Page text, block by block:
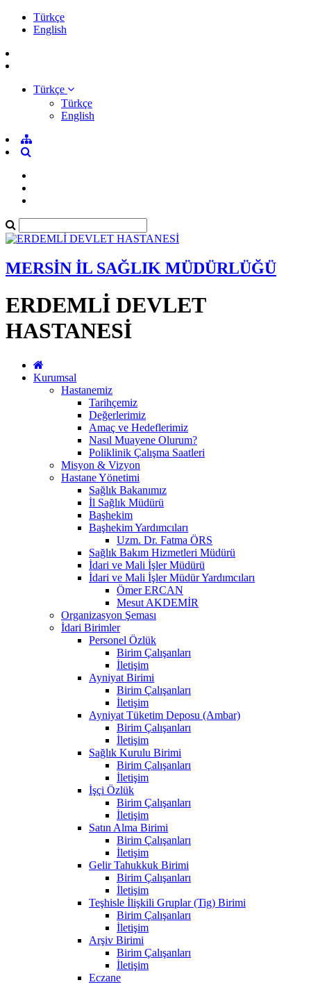
Türkçe
English
Türkçe
Türkçe
English
MERSİN İL SAĞLIK MÜDÜRLÜĞÜ
ERDEMLİ DEVLET
HASTANESİ
Kurumsal
Hastanemiz
Tarihçemiz
Değerlerimiz
Amaç ve Hedeflerimiz
Nasıl Muayene Olurum?
Poliklinik Çalışma Saatleri
Misyon & Vizyon
Hastane Yönetimi
Sağlık Bakanımız
İl Sağlık Müdürü
Başhekim
Başhekim Yardımcıları
Uzm. Dr. Fatma ÖRS
Sağlık Bakım Hizmetleri Müdürü
İdari ve Mali İşler Müdürü
İdari ve Mali İşler Müdür Yardımcıları
Ömer ERCAN
Mesut AKDEMİR
Organizasyon Şeması
İdari Birimler
Personel Özlük
Birim Çalışanları
İletişim
Ayniyat Birimi
Birim Çalışanları
İletişim
Ayniyat Tüketim Deposu (Ambar)
Birim Çalışanları
İletişim
Sağlık Kurulu Birimi
Birim Çalışanları
İletişim
İşçi Özlük
Birim Çalışanları
İletişim
Satın Alma Birimi
Birim Çalışanları
İletişim
Gelir Tahukkuk Birimi
Birim Çalışanları
İletişim
Teşhisle İlişkili Gruplar (Tig) Birimi
Birim Çalışanları
İletişim
Arşiv Birimi
Birim Çalışanları
İletişim
Eczane